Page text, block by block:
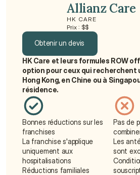
Allianz Care
HK CARE
Prix : $$
Obtenir un devis
Obtenir un devis
HK Care et leurs formules ROW
option pour ceux qui recherchent
Hong Kong, en Chine ou à
résidence.
Bonnes réductions sur les
franchises
La franchise s'applique
uniquement aux
hospitalisations
Réductions familiales
Pas de
Les
sont